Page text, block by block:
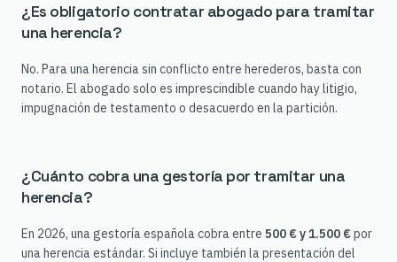
¿Es obligatorio contratar abogado para tramitar
una herencia?
No. Para una herencia sin conflicto entre herederos, basta con
notario. El abogado solo es imprescindible cuando hay litigio,
impugnación de testamento o desacuerdo en la partición.
¿Cuánto cobra una gestoría por tramitar una
herencia?
En 2026, una gestoría española cobra entre 500 € y 1.500 €por
una herencia estándar. Si incluye también la presentación del